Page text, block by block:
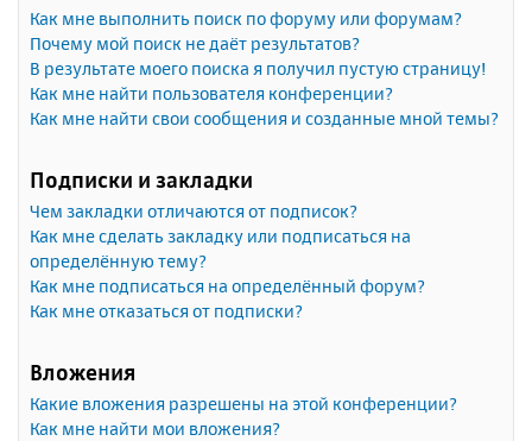
Как мне выполнить поиск по форуму или форумам?
Почему мой поиск не даёт результатов?
В результате моего поиска я получил пустую страницу!
Как мне найти пользователя конференции?
Как мне найти свои сообщения и созданные мной темы?
Подписки и закладки
Чем закладки отличаются от подписок?
Как мне сделать закладку или подписаться на
определённую тему?
Как мне подписаться на определённый форум?
Как мне отказаться от подписки?
Вложения
Какие вложения разрешены на этой конференции?
Как мне найти мои вложения?